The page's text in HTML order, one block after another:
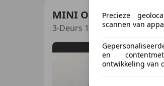
MINI One D
3-Deurs 1.6 Anniversary
Precieze
scannen van
en
ontwikkeling van